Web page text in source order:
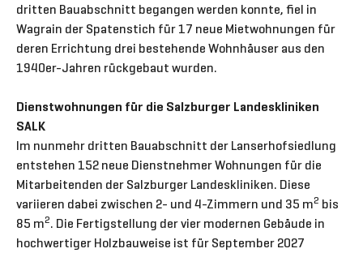
dritten Bauabschnitt begangen werden konnte, fiel in
Wagrain der Spatenstich für 17 neue Mietwohnungen für
deren Errichtung drei bestehende Wohnhäuser aus den
1940er-Jahren rückgebaut wurden.
Dienstwohnungen für die Salzburger Landeskliniken
SALK
Im nunmehr dritten Bauabschnitt der Lanserhofsiedlung
entstehen 152 neue Dienstnehmer Wohnungen für die
Mitarbeitenden der Salzburger Landeskliniken. Diese
variieren dabei zwischen 2- und 4-Zimmern und 35 m2 bis
85 m2. Die Fertigstellung der vier modernen Gebäude in
hochwertiger Holzbauweise ist für September 2027